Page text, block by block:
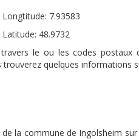
Longtitude: 7.93583
Latitude: 48.9732
le ou les codes postaux
trouverez quelques informations
la commune de Ingolsheim sur